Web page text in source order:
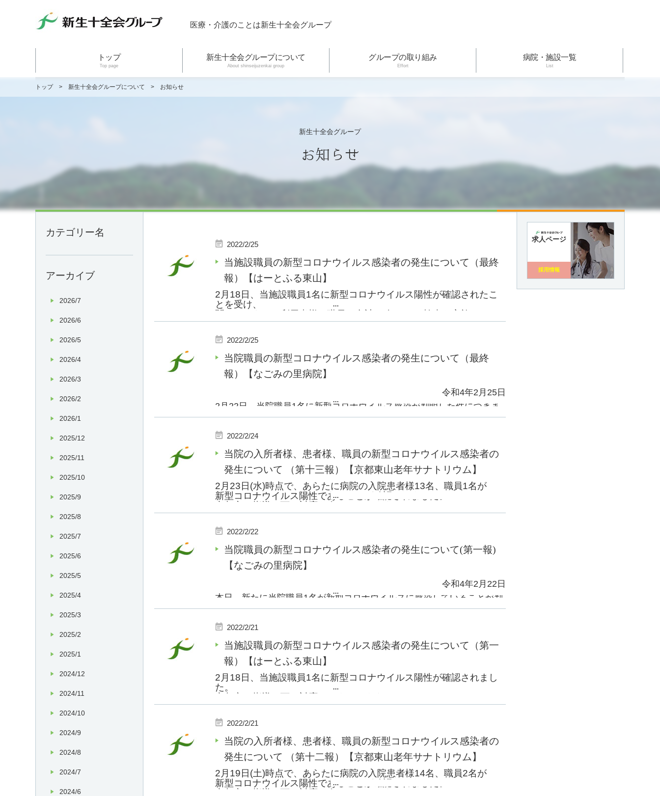
医療・介護のことは新生十全会グループ
トップ
Top page
新生十全会グループについて
About shinseijuzenkai group
グループの取り組み
Effort
病院・施設一覧
List
トップ > 新生十全会グループについて > お知らせ
新生十全会グループ
お知らせ
2022/2/25
当施設職員の新型コロナウイルス感染者の発生について（最終
報）【はーとふる東山】
2 月 18 日、当施設職員1名に新型コロナウイルス陽性が確認されたこ
とを受け、
ころ、
全員の陰性が確認出来ましたので、ご報告致します。
当施設は引き続き感染拡大防止に全力で努めてまいります。
...
2022/2/25
当院職員の新型コロナウイルス感染者の発生について（最終
報）【なごみの里病院】
令和4年2月25日
2月22日、当院職員1名に新型コロナウイルス感染が判明した件につきま
して、
行政指導の下、当該病棟の患者様及び職員全員にPCR検査を実施した結
果、
全員の陰性が確認できましたので、ご報告いたします。
当院は引き続き全力で感染対策に取り組んでまいります。
...
2022/2/24
当院の入所者様、患者様、職員の新型コロナウイルス感染者の
発生について （第十三報）【京都東山老年サナトリウム】
2 月 23 日 (水)時点で、あらたに病院の入院患者様13名、職員1名が
新型コロナウイルス陽性であることが確認されました。
検査結果等続報につきましては、随時ホームページにてお知らせ致し
ます。
当院は、引き続き感染拡大防止に全力で努めてまいります。
...
2022/2/22
当院職員の新型コロナウイルス感染者の発生について(第一報)
【なごみの里病院】
令和4年2 月 22 日
本日、新たに当院職員1 名が新型コロナウイルスに感染していることが判
明しました。
今回の陽性者は
今後につきましては、行政の指導の下対応して参りますので、
詳細が判明次第随時報告させていただきます。
当院は引き続き感染拡大防止に全力で努めてまいります。
...
2022/2/21
当施設職員の新型コロナウイルス感染者の発生について（第一
報）【はーとふる東山】
2 月 18 日、当施設職員1名に新型コロナウイルス陽性が確認されまし
た。
検査結果等続報につきましては、随時ホームページにてお知らせ致し
ます。
当施設は引き続き感染拡大防止に全力で努めてまいります。
...
2022/2/21
当院の入所者様、患者様、職員の新型コロナウイルス感染者の
発生について （第十二報）【京都東山老年サナトリウム】
2 月 19 日 (土)時点で、あらたに病院の入院患者様14名、職員2名が
新型コロナウイルス陽性であることが確認されました。
...
カテゴリー名
アーカイブ
2026/7
2026/6
2026/5
2026/4
2026/3
2026/2
2026/1
2025/12
2025/11
2025/10
2025/9
2025/8
2025/7
2025/6
2025/5
2025/4
2025/3
2025/2
2025/1
2024/12
2024/11
2024/10
2024/9
2024/8
2024/7
2024/6
求人ページ
採用情報